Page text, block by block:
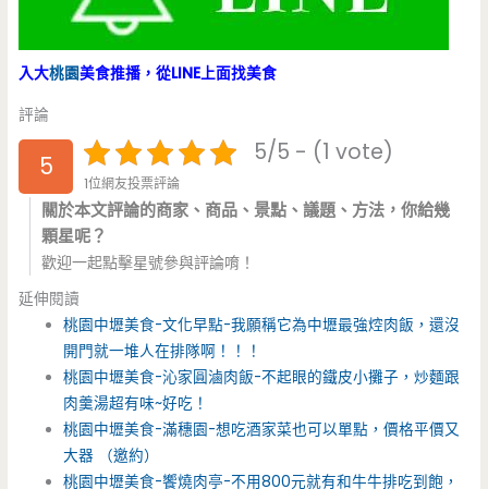
入大桃園美食推播，從LINE上面找美食
評論
5 5/5 - (1 vote)
1位網友投票評論
關於本文評論的商家、商品、景點、議題、方法，你給幾
顆星呢？
歡迎一起點擊星號參與評論唷！
延伸閱讀
桃園中壢美食-文化早點-我願稱它為中壢最強焢肉飯，還沒
開門就一堆人在排隊啊！！！
桃園中壢美食-沁家圓滷肉飯-不起眼的鐵皮小攤子，炒麵跟
肉羹湯超有味~好吃！
桃園中壢美食-滿穗園-想吃酒家菜也可以單點，價格平價又
大器 （邀約）
桃園中壢美食-饗燒肉亭-不用800元就有和牛牛排吃到飽，